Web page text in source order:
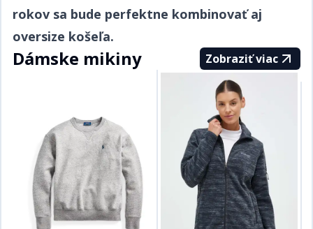
rokov sa bude perfektne kombinovať aj
oversize košeľa. ​​​​‌ ‍ ​‍​‍‌‍ ‌ ​‍‌‍‍‌‌‍‌ ‌‍‍‌‌‍ ‍​‍​‍​ ‍‍​‍​‍‌ ​ ‌‍​‌‌‍ ‍‌‍‍‌‌ ‌​‌ ‍‌​‍ ‍‌‍‍‌‌‍ ​‍​‍​‍ ​​‍​‍‌‍‍​‌ ​‍‌‍‌‌‌‍‌‍​‍​‍​ ‍‍​‍​‍‌‍‍​‌ ‌​‌ ‌​‌ ​​​ ‍‍​‍ ​‍ ‌‍ ​‌‍ ‌‍​ ‌‍​‌‌‍ ​‌‍‍​‌‍ ‌ ​ ‌ ‌​​ ‍‍​ ​ ​ ​​​ ​​​ ​​​‍ ‌ ​ ‌ ‌​‌ ‌‌‌‍‌​‌‍‍‌‌‍ ​‍ ‌‍‍‌‌‍ ‍‌ ‌​‌‍‌‌‌‍ ‍‌ ‌​​‍ ‌‍‌‌‌‍‌​‌‍‍‌‌ ‌​​‍ ‌‍ ‌‌‍ ‌‍‌​‌‍‌‌​ ‌‌ ​​‌ ​‍‌‍‌‌‌ ​ ‌‍‌‌‌‍ ‍‌ ‌​‌‍​‌‌ ‌​‌‍‍‌‌‍ ‌‍ ‍​ ‍ ‌‍‍‌‌‍‌​​ ‌​ ​‍‌‍​ ‌‍​ ‌‍‌​​ ‍​​ ‍​​ ‌‌​ ​‌​‍ ‌​ ‍​​ ​ ‌‍​‌​ ​‌​‍ ‌​ ‌​‌‍‌​​ ​‌​ ​‍​‍ ‌‌‍​‌‌‍​‌​ ​​​ ​​​‍ ‌​ ‍‌​ ‌ ​ ​‌‌‍​ ​ ​‌​ ​‌‌‍​‍‌‍‌​​ ​‍‌‍‌​‌‍‌‍​ ‌ ​ ‍ ‌ ‌​‌ ‍‌‌ ​​‌‍‌‌​ ‌‌ ​​‌‍ ‌ ​ ‌ ‌​​ ‍ ‌ ​​‌‍​‌‌ ‌​‌‍‍​​ ‌‌‍​ ‌‍ ‌‍ ‍‌ ‌​‌‍‌‌‌‍ ‍‌ ‌​​‍‌‌​ ‌‌‌​​‍‌‌ ‌‍‍ ‌‍‌‌‌ ‍‌​‍‌‌​ ​ ‌​‌​​‍‌‌​ ​ ‌​‌​​‍‌‌​ ​‍​ ​‍‌‍‌‍​ ‌‌​ ​‍‌‍​ ​ ​​​ ​‌‌‍‌​‌‍‌​​ ​‍‌‍​ ‌‍‌‍​ ‌‍​‍‌‌​ ​‍​ ​‍​‍‌‌​ ‌‌‌​‌​​‍ ‍‌‍​ ‌‍‍​‌‍‍‌‌‍ ​‌‍‌​‌ ​‍‌‍‌‌‌‍ ‍​‍‌‌​ ‌‌‌​​‍‌‌ ‌‍‍ ‌‍‌‌‌ ‍‌​‍‌‌​ ​ ‌​‌​​‍‌‌​ ​ ‌​‌​​‍‌‌​ ​‍​ ​‍‌‍‌‌‌‍‌‌​ ‍​​ ‌‌​ ‍‌‌‍​ ‌‍​‌​ ​ ‌‍​‌‌‍‌‌​ ​​​ ‌ ​‍‌‌​ ​‍​ ​‍​‍‌‌​ ‌‌‌​‌​​‍ ‍‌ ‌​‌‍‌‌‌ ‍​‌ ‌​​ ‌‍​‍‌‍​‌‌ ​ ‌‍‌‌‌‌‌‌‌ ​‍‌‍ ​​ ‌‌‍‍​‌ ‌​‌ ‌​‌ ​​​‍‌‌​ ​ ‌​​‌​‍‌‌​ ​‍‌​‌‍​‍‌‌​ ​‍‌​‌‍‌‍ ​‌‍ ‌‍​ ‌‍​‌‌‍ ​‌‍‍​‌‍ ‌ ​ ‌ ‌​​‍‌‌​ ​ ‌​​‌​ ​ ​ ​​​ ​​​ ​​​‍‌‌​ ​‍‌​‌‍‌ ​ ‌ ‌​‌ ‌‌‌‍‌​‌‍‍‌‌‍ ​‍‌‍‌‍‍‌‌‍‌​​ ‌​ ​‍‌‍​ ‌‍​ ‌‍‌​​ ‍​​ ‍​​ ‌‌​ ​‌​‍ ‌​ ‍​​ ​ ‌‍​‌​ ​‌​‍ ‌​ ‌​‌‍‌​​ ​‌​ ​‍​‍ ‌‌‍​‌‌‍​‌​ ​​​ ​​​‍ ‌​ ‍‌​ ‌ ​ ​‌‌‍​ ​ ​‌​ ​‌‌‍​‍‌‍‌​​ ​‍‌‍‌​‌‍‌‍​ ‌ ​‍‌‍‌ ‌​‌ ‍‌‌ ​​‌‍‌‌​ ‌‌ ​​‌‍ ‌ ​ ‌ ‌​​‍‌‍‌ ​​‌‍​‌‌ ‌​‌‍‍​​ ‌‌‍​ ‌‍ ‌‍ ‍‌ ‌​‌‍‌‌‌‍ ‍‌ ‌​​‍‌‌​ ‌‌‌​​‍‌‌ ‌‍‍ ‌‍‌‌‌ ‍‌​‍‌‌​ ​ ‌​‌​​‍‌‌​ ​ ‌​‌​​‍‌‌​ ​‍​ ​‍‌‍‌‍​ ‌‌​ ​‍‌‍​ ​ ​​​ ​‌‌‍‌​‌‍‌​​ ​‍‌‍​ ‌‍‌‍​ ‌‍​‍‌‌​ ​‍​ ​‍​‍‌‌​ ‌‌‌​‌​​‍ ‍‌‍​ ‌‍‍​‌‍‍‌‌‍ ​‌‍‌​‌ ​‍‌‍‌‌‌‍ ‍​‍‌‌​ ‌‌‌​​‍‌‌ ‌‍‍ ‌‍‌‌‌ ‍‌​‍‌‌​ ​ ‌​‌​​‍‌‌​ ​ ‌​‌​​‍‌‌​ ​‍​ ​‍‌‍‌‌‌‍‌‌​ ‍​​ ‌‌​ ‍‌‌‍​ ‌‍​‌​ ​ ‌‍​‌‌‍‌‌​ ​​​ ‌ ​‍‌‌​ ​‍​ ​‍​‍‌‌​ ‌‌‌​‌​​‍ ‍‌ ‌​‌‍‌‌‌ ‍​‌ ‌​​‍‌‍‌ ​​‌‍‌‌‌ ​‍‌ ​ ‌ ​​‌‍‌‌‌‍​ ‌ ‌​‌‍‍‌‌ ‌‍‌‍‌‌​ ‌‌ ​​‌ ‌‌‌‍​‍‌‍ ​‌‍‍‌‌ ​ ‌‍‍​‌‍‌‌‌‍‌​​‍​‍‌ ‌
Dámske mikiny Zobraziť viac